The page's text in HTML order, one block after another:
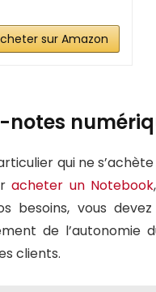
sur Amazon
qui ne
acheter un Notebook
besoins, vous
de l’autonomie
clients.